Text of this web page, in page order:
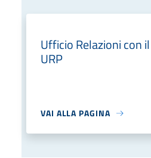
Ufficio Relazioni con
URP
VAI ALLA PAGINA